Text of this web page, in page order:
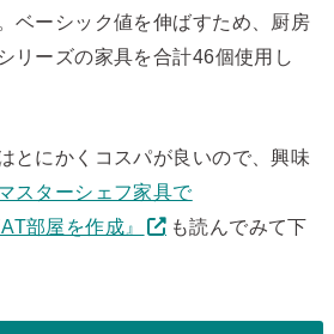
ベーシック値を伸ばすため、厨房
リーズの家具を合計46個使用し
とにかくコスパが良いので、興味
マスターシェフ家具で
部屋を作成』
も読んでみて下